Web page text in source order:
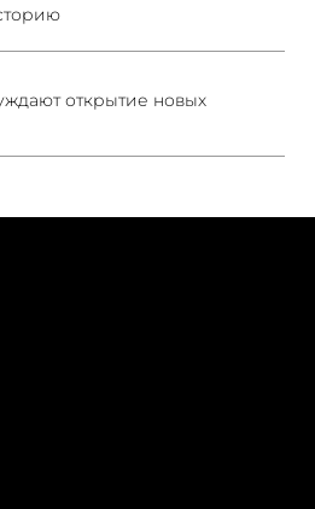
открытие новых